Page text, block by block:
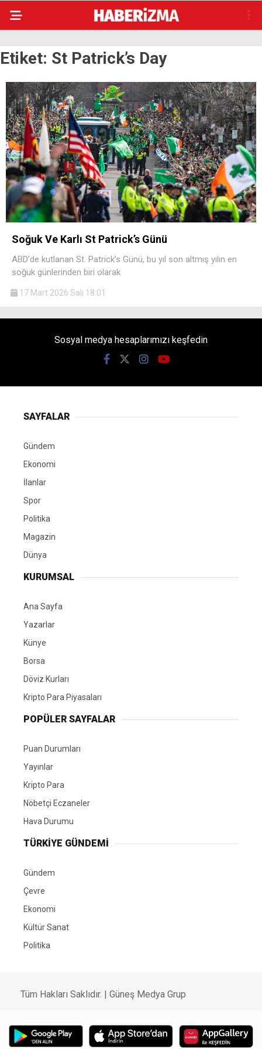
Etiket: St Patrick’s Day
Soğuk Ve Karlı St Patrick’s Günü
ABD’de kutlanan St. Patrick’s Günü, bu yıl son altmış yılın en
soğuk günlerinden biri olarak
17 Mart 2026 Salı 18:01
Sosyal medya hesaplarımızı keşfedin
SAYFALAR
Gündem
Ekonomi
İlanlar
Spor
Politika
Magazin
Dünya
KURUMSAL
Ana Sayfa
Yazarlar
Künye
Borsa
Döviz Kurları
Kripto Para Piyasaları
POPÜLER SAYFALAR
Puan Durumları
Yayınlar
Kripto Para
Nöbetçi Eczaneler
Hava Durumu
TÜRKIYE GÜNDEMI
Gündem
Çevre
Ekonomi
Kültür Sanat
Politika
Tüm Hakları Saklıdır. | Güneş Medya Grup